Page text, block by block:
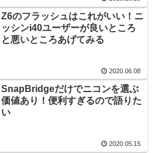
Z6のフラッシュはこれがいい！ニ
ッシンi40ユーザーが良いところ
と悪いところあげてみる
2020.06.08
SnapBridgeだけでニコンを選ぶ
価値あり！便利すぎるので語りた
い
2020.05.15